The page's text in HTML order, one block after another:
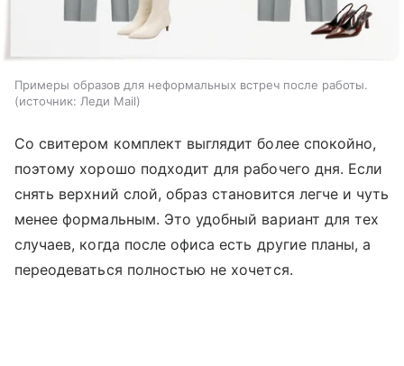
Примеры образов для неформальных встреч после работы.
источник: Леди Mail
Со свитером комплект выглядит более спокойно,
поэтому хорошо подходит для рабочего дня. Если
снять верхний слой, образ становится легче и чуть
менее формальным. Это удобный вариант для тех
случаев, когда после офиса есть другие планы, а
переодеваться полностью не хочется.